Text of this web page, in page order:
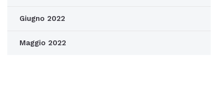
Giugno 2022
Maggio 2022